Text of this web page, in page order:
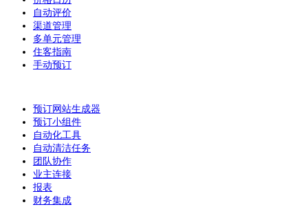
自动评价
渠道管理
多单元管理
住客指南
手动预订
预订网站生成器
预订小组件
自动化工具
自动清洁任务
团队协作
业主连接
报表
财务集成